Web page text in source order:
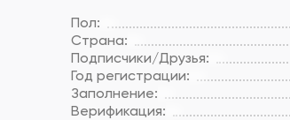
Пол:
Страна:
Подписчики/Друзья:
Год регистрации:
Заполнение:
Верификация: